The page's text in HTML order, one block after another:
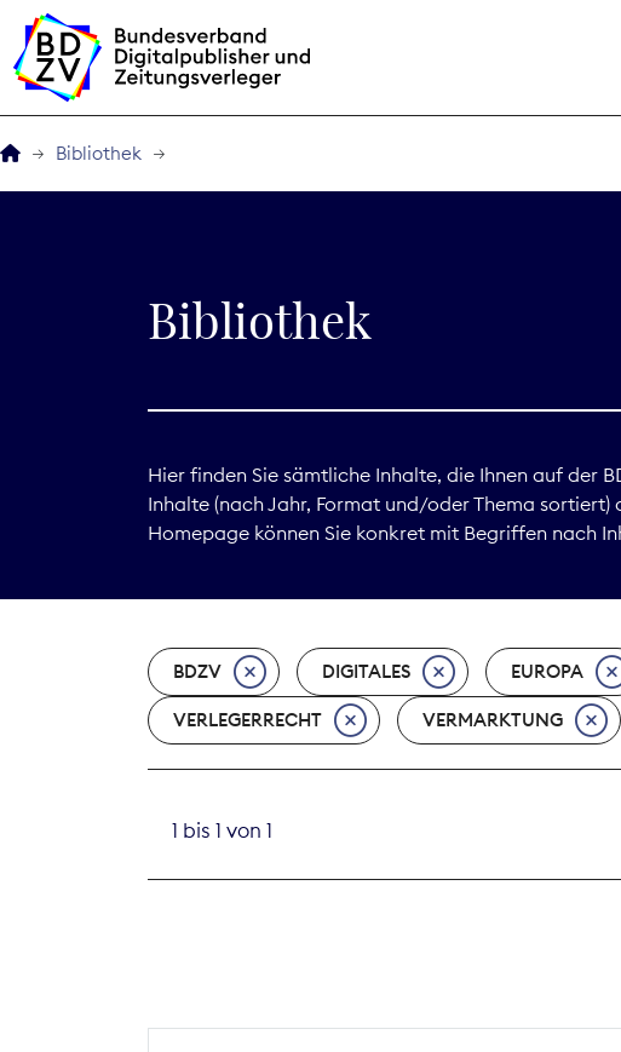
BDZVplus GmbH
Service
Bibliothek
Bibliothek
Hier finden Sie sämtliche Inhalte, die Ihnen auf der
Inhalte (nach Jahr, Format und/oder Thema
Homepage können Sie konkret mit Begriffen nach
BDZV DIGITALES EUROPA
VERLEGERRECHT VERMARKTUNG
1 bis 1 von 1